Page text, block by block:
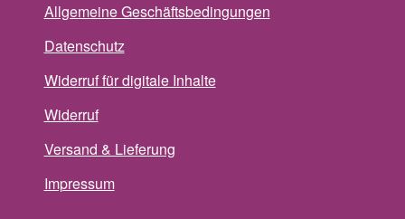
Allgemeine Geschäftsbedingungen
Datenschutz
Widerruf für digitale Inhalte
Widerruf
Versand & Lieferung
Impressum